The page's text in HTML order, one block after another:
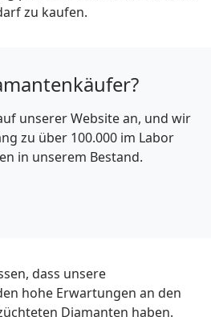
zu kaufen.
unserer Website an, und wir
zu über 100.000 im Labor
in unserem Bestand.
dass unsere
hohe Erwartungen an den
Diamanten haben.